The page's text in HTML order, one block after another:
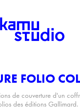
FOLIO
de couverture d'un
des éditions Gallimard.